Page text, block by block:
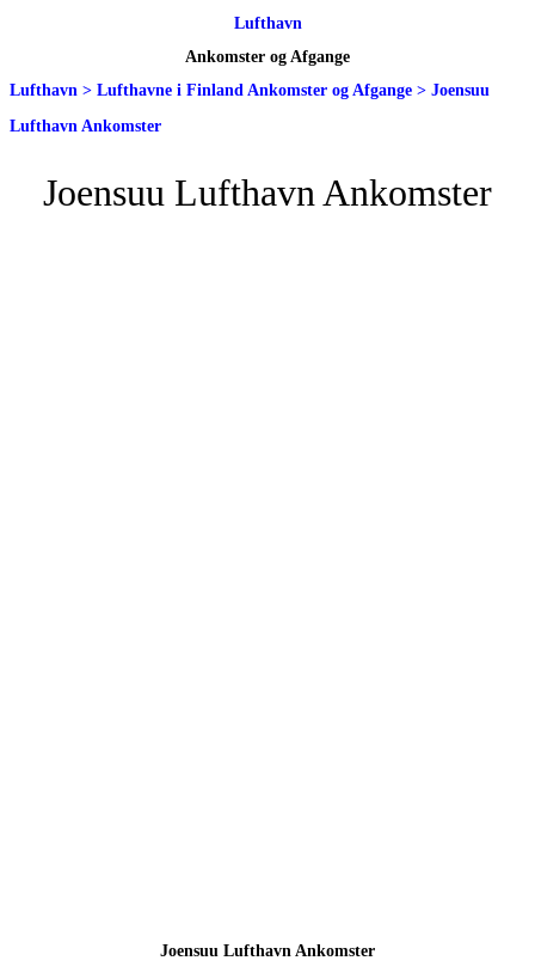
Lufthavn
Ankomster og Afgange
Lufthavn > Lufthavne i Finland Ankomster og Afgange > Joensuu
Lufthavn Ankomster
Joensuu Lufthavn Ankomster
Joensuu Lufthavn Ankomster